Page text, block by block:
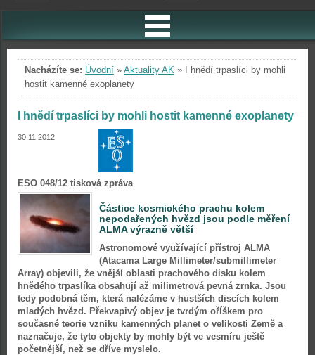
Nacházíte se: Úvodní » Aktuality AK »
I hnědí trpaslíci by mohli
hostit kamenné exoplanety
I hnědí trpaslíci by mohli hostit kamenné exoplanety
30.11.2012
ESO 048/12 tisková zpráva
Částice kosmického prachu kolem
nepodařených hvězd jsou podle měření
ALMA výrazně větší
Astronomové využívající přístroj ALMA
(Atacama Large Millimeter/submillimeter
Array) objevili, že vnější oblasti prachového disku kolem
hnědého trpaslíka obsahují až milimetrová pevná zrnka. Jsou
tedy podobná těm, která nalézáme v hustších discích kolem
mladých hvězd. Překvapivý objev je tvrdým oříškem pro
současné teorie vzniku kamenných planet o velikosti Země a
naznačuje, že tyto objekty by mohly být ve vesmíru ještě
početnější, než se dříve myslelo.